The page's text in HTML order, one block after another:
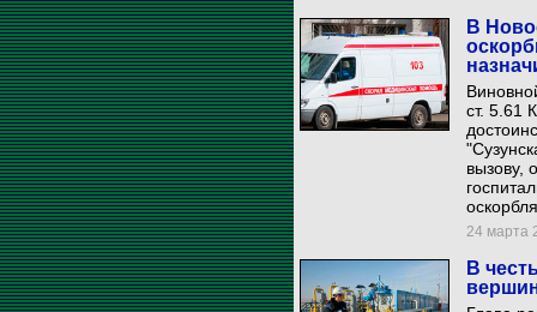
В
ст. 5.61
вызову,
24 марта
В